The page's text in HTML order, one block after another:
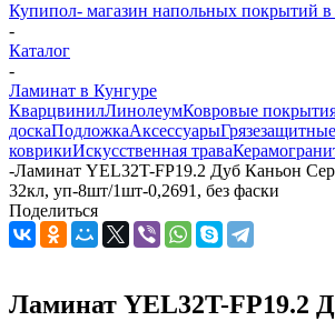
Купипол- магазин напольных покрытий в
-
Каталог
-
Ламинат в Кунгуре
КварцвинилЛинолеумКовровые
доскаПодложкаАксессуары
коврикиИскусственная трава
-Ламинат YEL32T-FP19.2 Дуб Каньон
32кл, уп-8шт/1шт-0,2691, без фаски
Поделиться
Ламинат YEL32T-FP19.2